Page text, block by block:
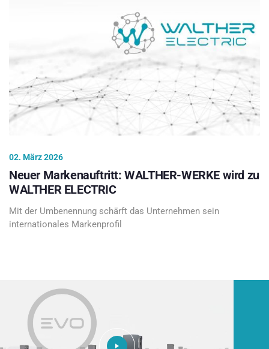
02. März 2026
Neuer Markenauftritt: WALTHER-WERKE wird zu
WALTHER ELECTRIC
Mit der Umbenennung schärft das Unternehmen sein
internationales Markenprofil